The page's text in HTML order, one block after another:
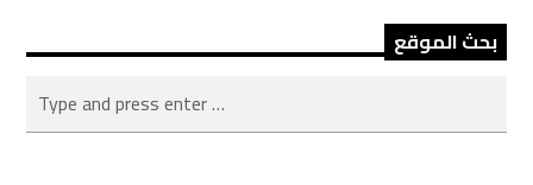
بحث الموقع